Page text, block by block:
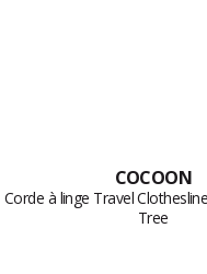
COCOON
Corde à linge Travel
Tree